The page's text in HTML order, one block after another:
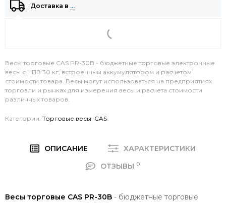
Доставка в …
Весы торговые CAS PR-30B - бюджетные торговые электронные
весы с НПВ 30 кг, встроенным аккумулятором и расчетом
стоимости товара. Весы могут использоваться на предприятиях
торговли и рынках для измерения весы и расчета стоимости
различных товаров.
Категории: Торговые весы, CAS
ОПИСАНИЕ
ХАРАКТЕРИСТИКИ
ОТЗЫВЫ 0
Весы торговые CAS PR-30B - бюджетные торговые